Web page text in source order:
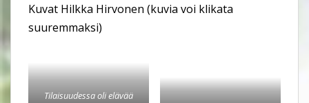
Kuvat Hilkka Hirvonen (kuvia voi klikata
suuremmaksi)
Tilaisuudessa oli elävää